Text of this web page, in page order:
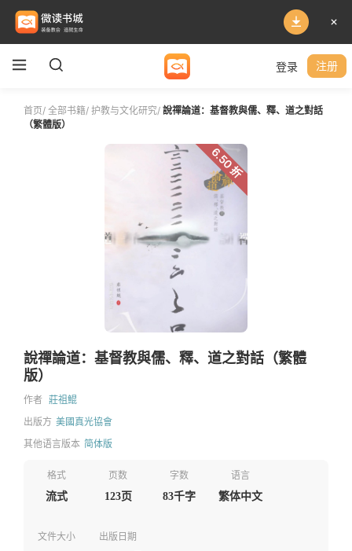
登录 注册
首页/ 全部书籍/ 护教与文化研究/ 說禪論道：基督教與儒、釋、道之對話
（繁體版）
6.50 折
說禪論道：基督教與儒、釋、道之對話（繁體
版）
作者 莊祖鯤
出版方 美國真光協會
其他语言版本 简体版
格式
流式
页数
123页
字数
83千字
语言
繁体中文
文件大小 出版日期